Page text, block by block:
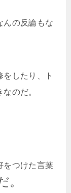
んの反論もな
したり、ト
のだ。
をつけた言葉
。